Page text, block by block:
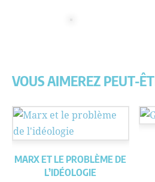
VOUS AIMEREZ PEUT-
MARX ET LE PROBLÈME DE
L’IDÉOLOGIE